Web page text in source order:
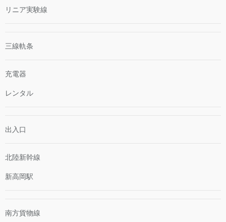
リニア実験線
三線軌条
充電器
レンタル
出入口
北陸新幹線
新高岡駅
南方貨物線